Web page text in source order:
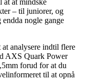
– til juniorer, og
nogle gange
analysere indtil flere
AXS Quark Power
forud for at du
til at opnå